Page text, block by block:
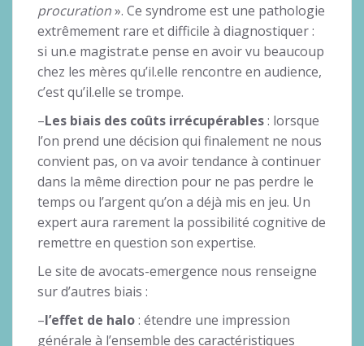
procuration». Ce syndrome est une pathologie
extrêmement rare et difficile à diagnostiquer :
si un.e magistrat.e pense en avoir vu beaucoup
chez les mères qu’il.elle rencontre en audience,
c’est qu’il.elle se trompe.
–Les biais des coûts irrécupérables: lorsque
l’on prend une décision qui finalement ne nous
convient pas, on va avoir tendance à continuer
dans la même direction pour ne pas perdre le
temps ou l’argent qu’on a déjà mis en jeu. Un
expert aura rarement la possibilité cognitive de
remettre en question son expertise.
Le site de avocats-emergence nous renseigne
sur d’autres biais :
–l’effet de halo: étendre une impression
générale à l’ensemble des caractéristiques